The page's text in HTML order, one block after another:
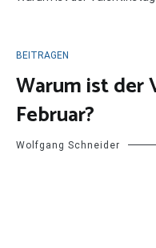
BEITRAGEN
Warum ist der
Februar?
Wolfgang Schneider